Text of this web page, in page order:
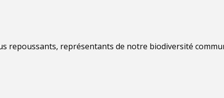
repoussants, représentants de notre biodiversité